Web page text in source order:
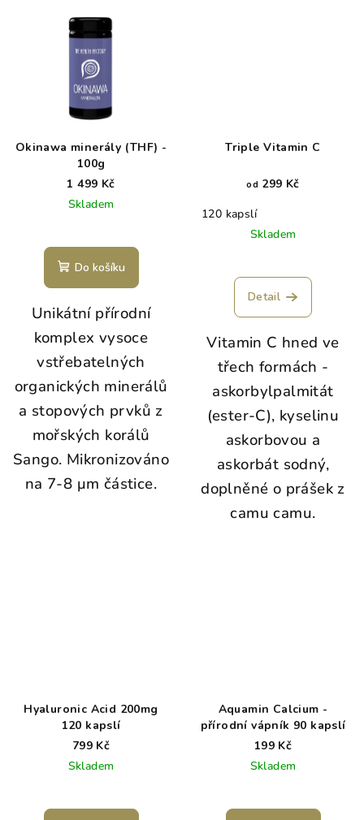
Okinawa minerály (THF) -
100g
1 499 Kč
Skladem
Do košíku
Unikátní přírodní
komplex vysoce
vstřebatelných
organických minerálů
a stopových prvků z
mořských korálů
Sango. Mikronizováno
na 7-8 μm částice.
Triple Vitamin C
od 299 Kč
120 kapslí
Skladem
Detail
Vitamin C hned ve
třech formách -
askorbylpalmitát
(ester-C), kyselinu
askorbovou a
askorbát sodný,
doplněné o prášek z
camu camu.
Hyaluronic Acid 200mg
120 kapslí
799 Kč
Skladem
Aquamin Calcium -
přírodní vápník 90 kapslí
199 Kč
Skladem